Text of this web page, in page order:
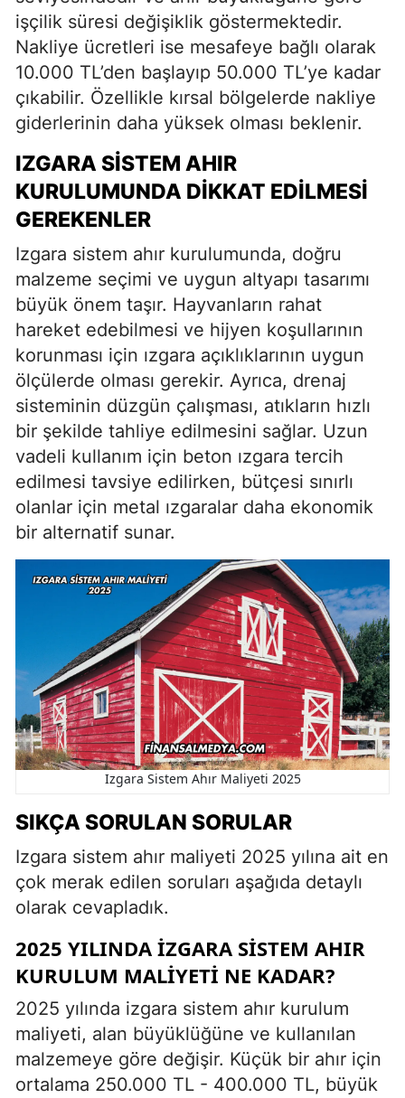
işçilik süresi değişiklik göstermektedir.
Nakliye ücretleri ise mesafeye bağlı olarak
10.000 TL’den başlayıp 50.000 TL’ye kadar
çıkabilir. Özellikle kırsal bölgelerde nakliye
giderlerinin daha yüksek olması beklenir.
IZGARA SISTEM AHIR
KURULUMUNDA DIKKAT EDILMESI
GEREKENLER
Izgara sistem ahır kurulumunda, doğru
malzeme seçimi ve uygun altyapı tasarımı
büyük önem taşır. Hayvanların rahat
hareket edebilmesi ve hijyen koşullarının
korunması için ızgara açıklıklarının uygun
ölçülerde olması gerekir. Ayrıca, drenaj
sisteminin düzgün çalışması, atıkların hızlı
bir şekilde tahliye edilmesini sağlar. Uzun
vadeli kullanım için beton ızgara tercih
edilmesi tavsiye edilirken, bütçesi sınırlı
olanlar için metal ızgaralar daha ekonomik
bir alternatif sunar.
Izgara Sistem Ahır Maliyeti 2025
SIKÇA SORULAN SORULAR
Izgara sistem ahır maliyeti 2025 yılına ait en
çok merak edilen soruları aşağıda detaylı
olarak cevapladık.
2025 YILINDA IZGARA SISTEM AHIR
KURULUM MALIYETI NE KADAR?
2025 yılında izgara sistem ahır kurulum
maliyeti, alan büyüklüğüne ve kullanılan
malzemeye göre değişir. Küçük bir ahır için
ortalama 250.000 TL - 400.000 TL, büyük